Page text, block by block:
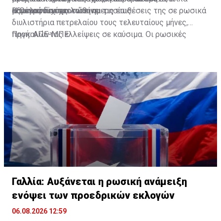
κανένας δεν σκοτώθηκε.
βαρελιών πετρελαίου ημερησίως.
αξιωματούχους.
Η Ουκρανία έχει εντείνει τις επιθέσεις της σε ρωσικά
διυλιστήρια πετρελαίου τους τελευταίους μήνες,
προκαλώντας ελλείψεις σε καύσιμα. Οι ρωσικές
υπάρχουν προβλήματα σε ορισμένες περιοχές.
Πηγή: ΑΠΕ-ΜΠΕ
Γαλλία: Αυξάνεται η ρωσική ανάμειξη
ενόψει των προεδρικών εκλογών
06.08.2026 12:59